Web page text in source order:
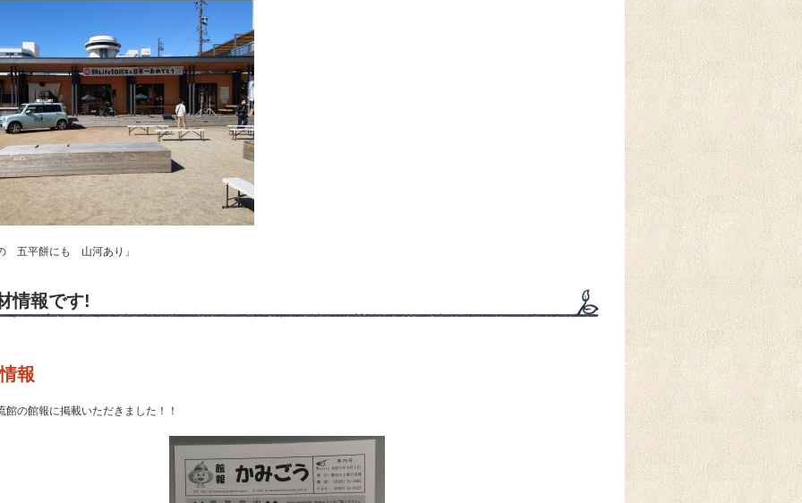
五平餅にも 山河あり」
情報です!
報
館の館報に掲載いただきました！！